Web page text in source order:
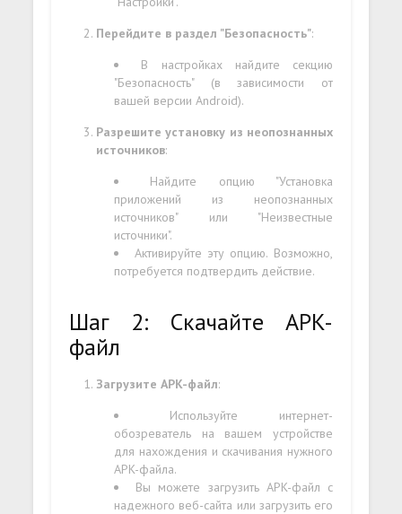
Перейдите в раздел "Безопасность":
В настройках найдите секцию
"Безопасность" (в зависимости от
вашей версии Android).
Разрешите установку из неопознанных
источников:
Найдите опцию "Установка
приложений из неопознанных
источников" или "Неизвестные
источники".
Активируйте эту опцию. Возможно,
потребуется подтвердить действие.
Шаг 2: Скачайте APK-
файл
Загрузите APK-файл:
Используйте интернет-
обозреватель на вашем устройстве
для нахождения и скачивания нужного
APK-файла.
Вы можете загрузить APK-файл с
надежного веб-сайта или загрузить его